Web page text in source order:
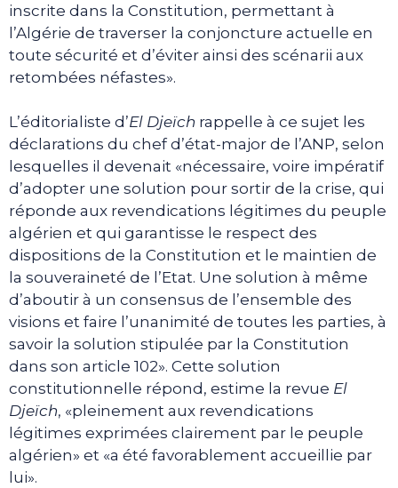
inscrite dans la Constitution, permettant à
l’Algérie de traverser la conjoncture actuelle en
toute sécurité et d’éviter ainsi des scénarii aux
retombées néfastes».
L’éditorialiste d’El Djeïch rappelle à ce sujet les
déclarations du chef d’état-major de l’ANP, selon
lesquelles il devenait «nécessaire, voire impératif
d’adopter une solution pour sortir de la crise, qui
réponde aux revendications légitimes du peuple
algérien et qui garantisse le respect des
dispositions de la Constitution et le maintien de
la souveraineté de l’Etat. Une solution à même
d’aboutir à un consensus de l’ensemble des
visions et faire l’unanimité de toutes les parties, à
savoir la solution stipulée par la Constitution
dans son article 102». Cette solution
constitutionnelle répond, estime la revue El
Djeïch, «pleinement aux revendications
légitimes exprimées clairement par le peuple
algérien» et «a été favorablement accueillie par
lui».